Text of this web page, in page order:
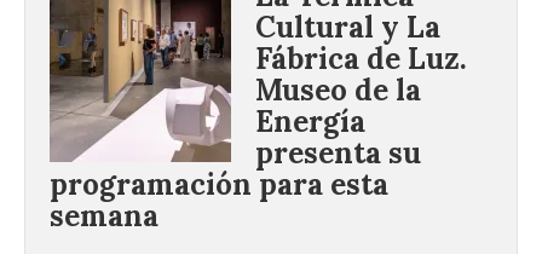
Cultural y La
Fábrica de Luz.
Museo de la
Energía
presenta su
programación para esta
semana